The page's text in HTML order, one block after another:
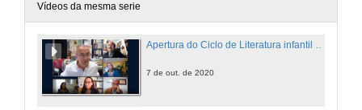
Vídeos da mesma serie
Apertura do Ciclo de Literatura infantil e xuvenil
7 de out. de 2020